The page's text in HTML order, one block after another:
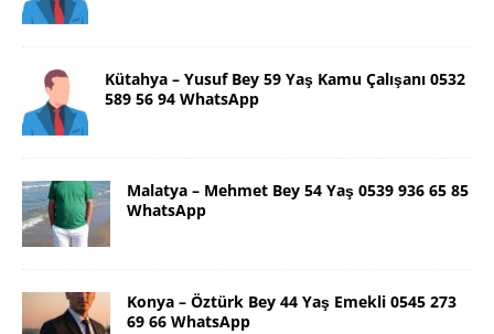
Kütahya – Yusuf Bey 59 Yaş Kamu Çalışanı 0532
589 56 94 WhatsApp
Malatya – Mehmet Bey 54 Yaş 0539 936 65 85
WhatsApp
Konya – Öztürk Bey 44 Yaş Emekli 0545 273
69 66 WhatsApp